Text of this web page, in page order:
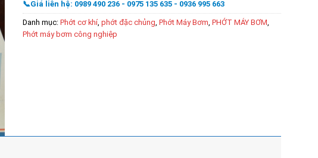
📞Giá liên hệ: 0989 490 236 - 0975 135 635 - 0936 995 663
Danh mục: Phớt cơ khí, phớt đặc chủng Phớt Máy Bơm PHỚT MÁY BƠM
Phớt máy bơm công nghiệp